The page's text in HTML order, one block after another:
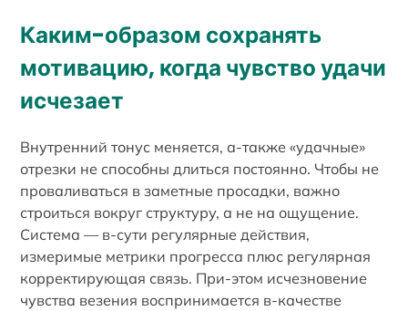
Каким-образом сохранять
мотивацию, когда чувство удачи
исчезает
Внутренний тонус меняется, а-также «удачные»
отрезки не способны длиться постоянно. Чтобы не
проваливаться в заметные просадки, важно
строиться вокруг структуру, а не на ощущение.
Система — в-сути регулярные действия,
измеримые метрики прогресса плюс регулярная
корректирующая связь. При-этом исчезновение
чувства везения воспринимается в-качестве